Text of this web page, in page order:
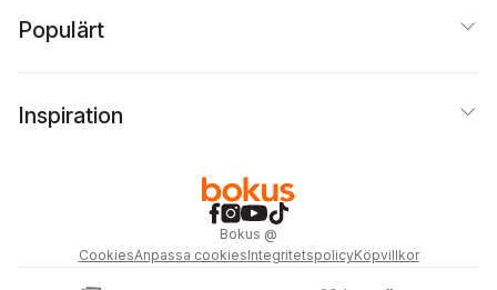
Populärt
Inspiration
Bokus @
CookiesAnpassa cookiesIntegritetspolicyKöpvillkor